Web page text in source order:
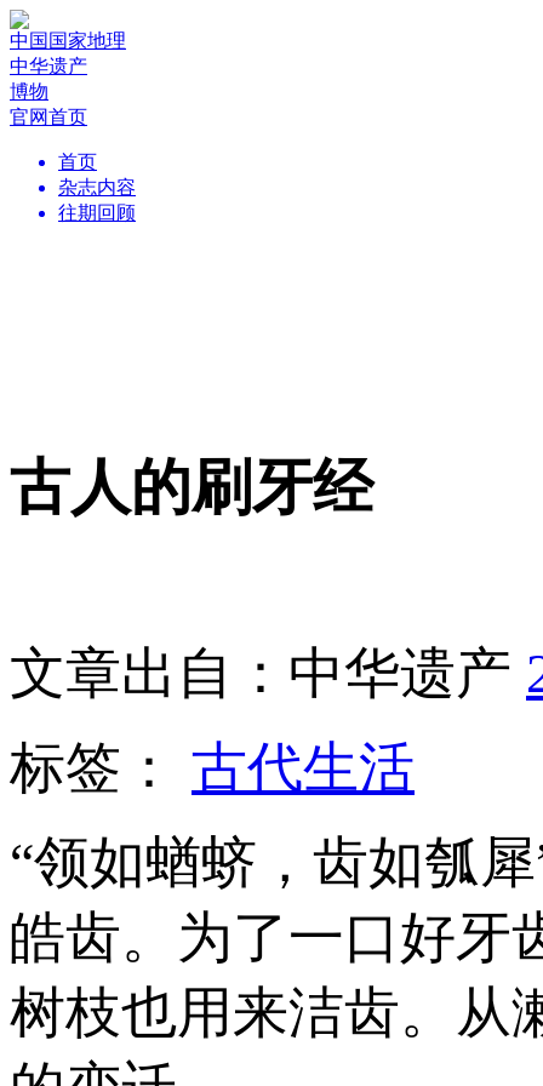
中国国家地理
中华遗产
博物
官网首页
首页
杂志内容
往期回顾
古人的刷牙经
文章出自：中华遗产
标签： 古代生活
“领如蝤蛴，齿如瓠
皓齿。为了一口好牙
树枝也用来洁齿。从